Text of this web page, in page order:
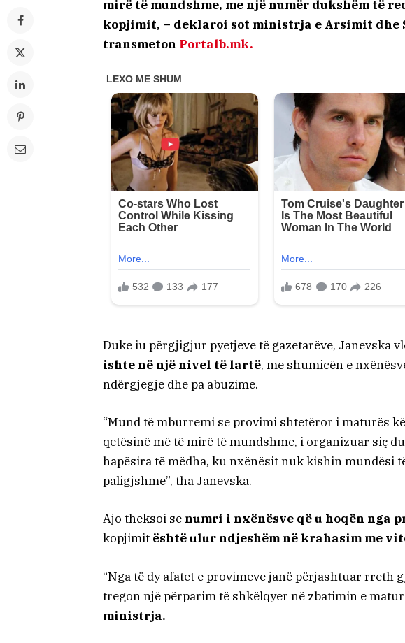
mirë të mundshme, me një numër dukshëm të
kopjimit, – deklaroi sot ministrja e Arsimit dhe
transmeton Portalb.mk.
Duke iu përgjigjur pyetjeve të gazetarëve, Janevska
ishte në një nivel të lartë, me shumicën e
ndërgjegje dhe pa abuzime.
“Mund të mburremi se provimi shtetëror i maturës
qetësinë më të mirë të mundshme, i organizuar siç
hapësira të mëdha, ku nxënësit nuk kishin mundësi
paligjshme”, tha Janevska.
Ajo theksoi se numri i nxënësve që u hoqën nga
kopjimit është ulur ndjeshëm në krahasim me
“Nga të dy afatet e provimeve janë përjashtuar rreth
tregon një përparim të shkëlqyer në zbatimin e
ministrja.